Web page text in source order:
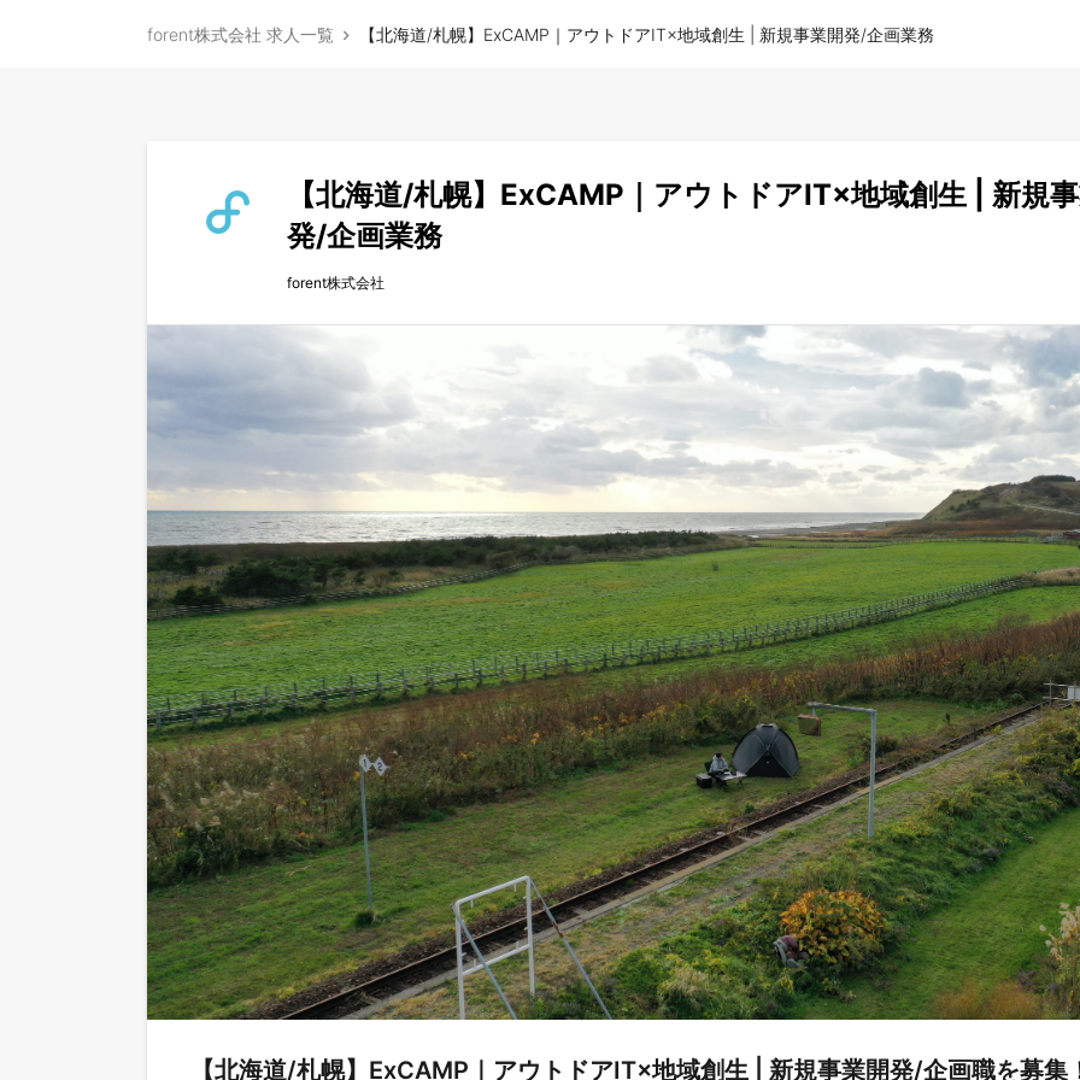
forent株式会社 求人一覧 【北海道/札幌】ExCAMP｜アウトドアIT×地域創生 | 新規事業開発/企画業務
【北海道/札幌】ExCAMP｜アウトドアIT×地域創生 | 新規
発/企画業務
forent株式会社
【北海道/札幌】ExCAMP｜アウトドアIT×地域創生 | 新規事業開発/企画職を募集